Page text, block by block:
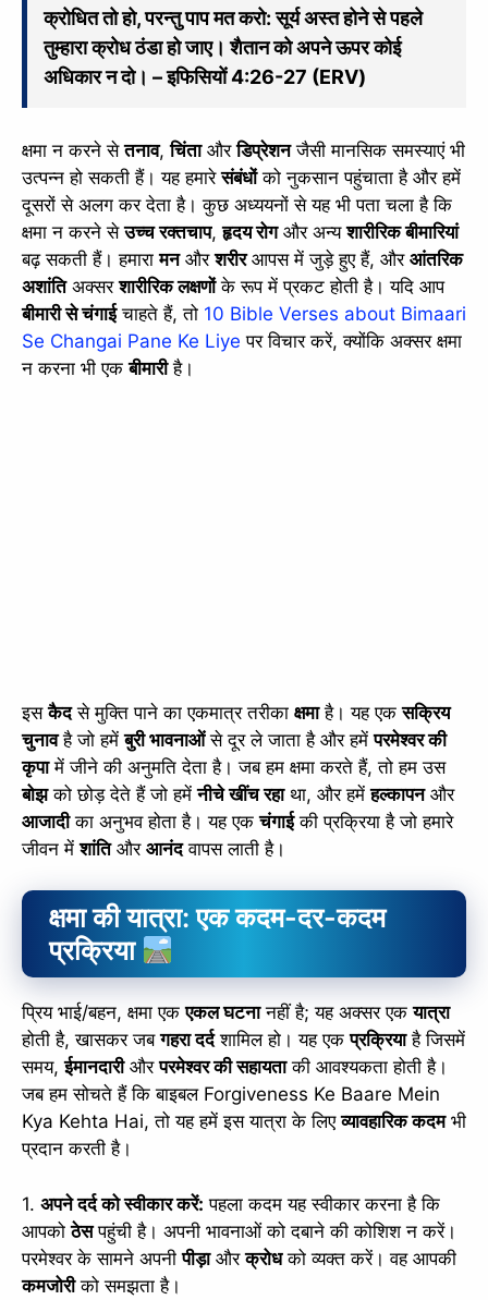
क्रोधित तो हो, परन्तु पाप मत करो: सूर्य अस्त होने से पहले
तुम्हारा क्रोध ठंडा हो जाए। शैतान को अपने ऊपर कोई
अधिकार न दो। – इफिसियों 4:26-27 (ERV)
क्षमा न करने सेतनाव,चिंताऔरडिप्रेशनजैसी मानसिक समस्याएं भी
उत्पन्न हो सकती हैं। यह हमारेसंबंधोंको नुकसान पहुंचाता है और हमें
दूसरों से अलग कर देता है। कुछ अध्ययनों से यह भी पता चला है कि
क्षमा न करने सेउच्च रक्तचाप,हृदय रोगऔर अन्यशारीरिक बीमारियां
बढ़ सकती हैं। हमारामनऔरशरीरआपस में जुड़े हुए हैं, और आंतरिक
अशांतिअक्सरशारीरिक लक्षणोंके रूप में प्रकट होती है। यदि आप
बीमारी से चंगाईचाहते हैं, तो 10 Bible Verses about Bimaari
Se Changai Pane Ke Liye पर विचार करें, क्योंकि अक्सर क्षमा
न करना भी एकबीमारीहै।
इसकैदसे मुक्ति पाने का एकमात्र तरीका क्षमाहै। यह एकसक्रिय
चुनावहै जो हमेंबुरी भावनाओंसे दूर ले जाता है और हमेंपरमेश्वर की
कृपामें जीने की अनुमति देता है। जब हम क्षमा करते हैं, तो हम उस
बोझको छोड़ देते हैं जो हमेंनीचे खींच रहाथा, और हमेंहल्कापनऔर
आजादीका अनुभव होता है। यह एकचंगाईकी प्रक्रिया है जो हमारे
जीवन मेंशांतिऔर आनंदवापस लाती है।
क्षमा की यात्रा: एक कदम-दर-कदम
प्रक्रिया
प्रिय भाई/बहन, क्षमा एकएकल घटनानहीं है; यह अक्सर एकयात्रा
होती है, खासकर जबगहरा दर्दशामिल हो। यह एकप्रक्रियाहै जिसमें
समय,ईमानदारीऔरपरमेश्वर की सहायताकी आवश्यकता होती है।
जब हम सोचते हैं कि बाइबल Forgiveness Ke Baare Mein
Kya Kehta Hai, तो यह हमें इस यात्रा के लिएव्यावहारिक कदमभी
प्रदान करती है।
1. अपने दर्द को स्वीकार करें: पहला कदम यह स्वीकार करना है कि
आपकोठेसपहुंची है। अपनी भावनाओं को दबाने की कोशिश न करें।
परमेश्वर के सामने अपनीपीड़ाऔरक्रोधको व्यक्त करें। वह आपकी
कमजोरीको समझता है।
slice - A new bank, for new India
आज ही Slice App डाउनलोड करें और Slice क्रेडिट कार्ड के ज़रिए अपना पहला
UPI पेमेंट करें। पेमेंट करते ही आपको तुरंत ₹500 का कैशबैक मिलेगा!
Install Now